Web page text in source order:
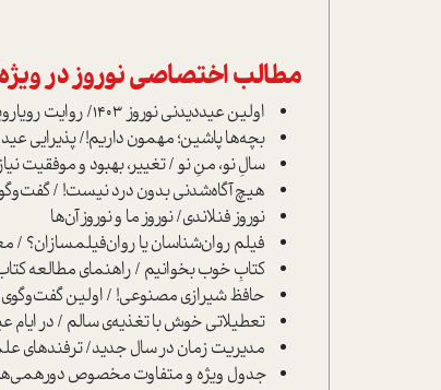
مطالب اختصاصی نوروز در
اولین عید‌دیدنی نوروز 1403/ روایت رویارویی یک انسان با آدمک روانش
بچه‌ها پاشین؛ مهمون داریم!/ پذیرایی
سالِ نو، منِ نو / تغییر، بهبود و موفقیت
هیچ آگاه‌شدنی بدون درد نیست! / گفت‌و‌گو
نوروز فنلاندی/ نوروز ما و نوروز آن‌ها
فیلم روان‌شناسان یا روان‌فیلمسازان؟ /
کتابِ‌ خوب بخوانیم / راهنمای مطالعه
حافظ شیرازی مصنوعی! / اولین گفت‌وگوی
تعطیلاتی خوش با تغذیه‌ی سالم / در ایام
مدیریت زمان در سال جدید/ ترفندهای
جدول ویژه و متفاوت مخصوص